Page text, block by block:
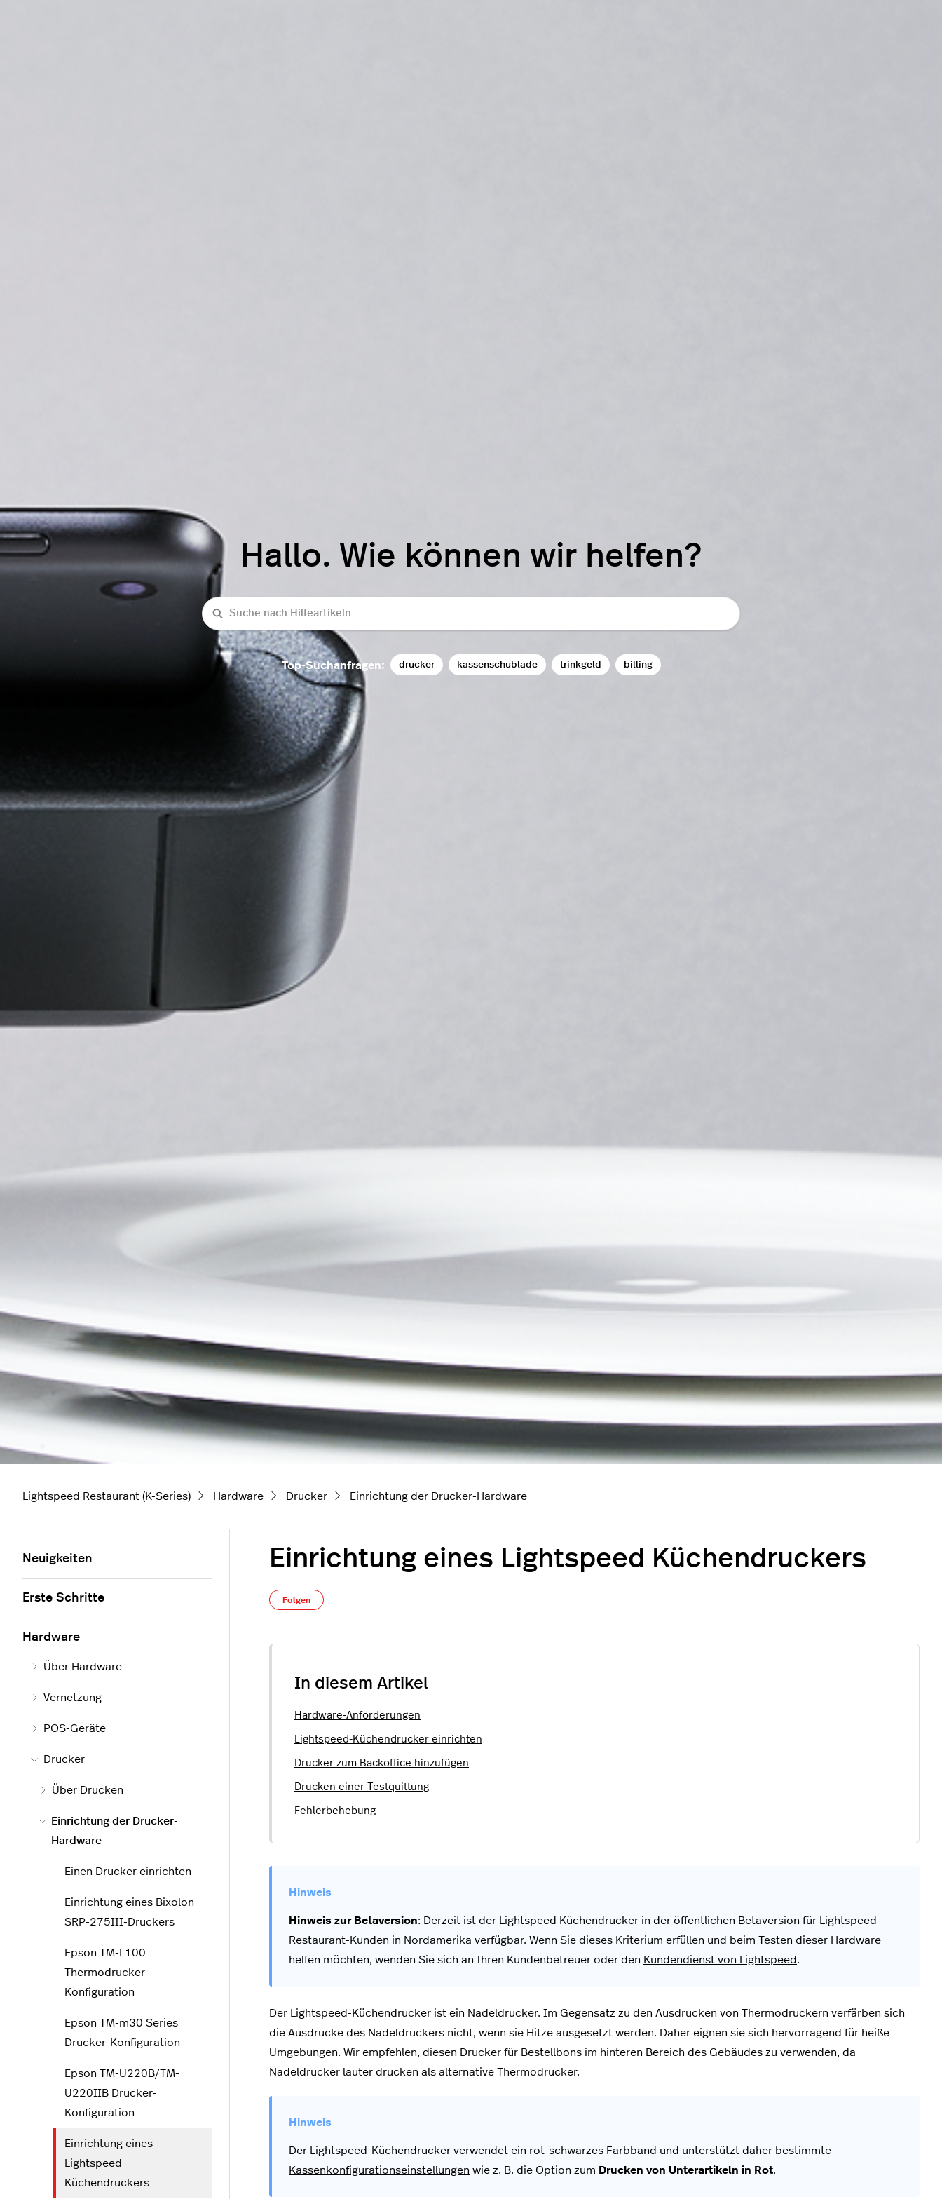
Hallo. Wie können wir helfen?
Suche
Top-Suchanfragen: drucker kassenschublade trinkgeld billing
Lightspeed Restaurant (K-Series) Hardware Drucker Einrichtung der Drucker-Hardware
Einrichtung eines Lightspeed Küchendruckers
Folgen
In diesem Artikel
Hardware-Anforderungen
Lightspeed-Küchendrucker einrichten
Drucker zum Backoffice hinzufügen
Drucken einer Testquittung
Fehlerbehebung
Hinweis zur Betaversion: Derzeit ist der Lightspeed Küchendrucker in der öffentlichen Betaversion für Lightspeed
Restaurant-Kunden in Nordamerika verfügbar. Wenn Sie dieses Kriterium erfüllen und beim Testen dieser Hardware
helfen möchten, wenden Sie sich an Ihren Kundenbetreuer oder den Kundendienst von Lightspeed .
Der Lightspeed-Küchendrucker ist ein Nadeldrucker. Im Gegensatz zu den Ausdrucken von Thermodruckern verfärben sich
die Ausdrucke des Nadeldruckers nicht, wenn sie Hitze ausgesetzt werden. Daher eignen sie sich hervorragend für heiße
Umgebungen. Wir empfehlen, diesen Drucker für Bestellbons im hinteren Bereich des Gebäudes zu verwenden, da
Nadeldrucker lauter drucken als alternative Thermodrucker.
Der Lightspeed-Küchendrucker verwendet ein rot-schwarzes Farbband und unterstützt daher bestimmte
Kassenkonfigurationseinstellungen wie z. B. die Option zum Drucken von Unterartikeln in Rot.
Neuigkeiten
Erste Schritte
Hardware
Über Hardware
Vernetzung
POS-Geräte
Drucker
Über Drucken
Einrichtung der Drucker-
Hardware
Einen Drucker einrichten
Einrichtung eines Bixolon
SRP-275III-Druckers
Epson TM-L100
Thermodrucker-
Konfiguration
Epson TM-m30 Series
Drucker-Konfiguration
Epson TM-U220B/TM-
U220IIB Drucker-
Konfiguration
Einrichtung eines
Lightspeed
Küchendruckers